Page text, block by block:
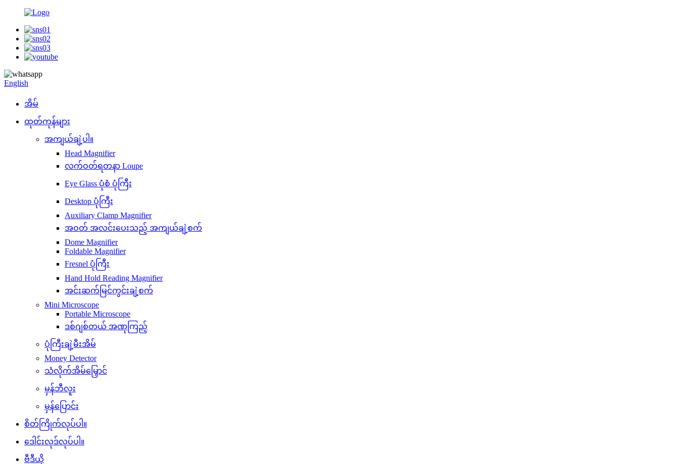
English
အိမ်
ထုတ်ကုန်များ
အကျယ်ချဲ့ပါ။
Head Magnifier
လက်ဝတ်ရတနာ Loupe
Eye Glass ပုံစံ ပုံကြီး
Desktop ပုံကြီး
Auxiliary Clamp Magnifier
အဝတ် အလင်းပေးသည့် အကျယ်ချဲ့စက်
Dome Magnifier
Foldable Magnifier
Fresnel ပုံကြီး
Hand Hold Reading Magnifier
အင်းဆက်မြင်ကွင်းချဲ့စက်
Mini Microscope
Portable Microscope
ဒစ်ဂျစ်တယ် အဏုကြည့်
ပုံကြီးချဲ့မီးအိမ်
Money Detector
သံလိုက်အိမ်မြှောင်
မှန်ဘီလူး
မှန်ပြောင်း
စိတ်ကြိုက်လုပ်ပါ။
ဒေါင်းလုဒ်လုပ်ပါ။
ဗီဒီယို